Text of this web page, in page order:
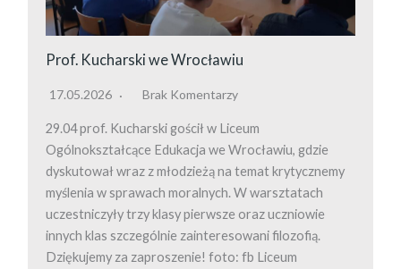
Prof. Kucharski we Wrocławiu
17.05.2026 Brak Komentarzy
29.04 prof. Kucharski gościł w Liceum
Ogólnokształcące Edukacja we Wrocławiu, gdzie
dyskutował wraz z młodzieżą na temat krytycznemy
myślenia w sprawach moralnych. W warsztatach
uczestniczyły trzy klasy pierwsze oraz uczniowie
innych klas szczególnie zainteresowani filozofią.
Dziękujemy za zaproszenie! foto: fb Liceum